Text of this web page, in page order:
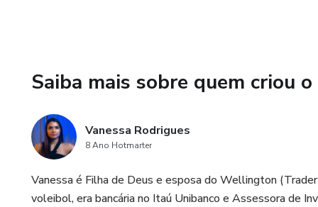
Saiba mais sobre quem criou
Vanessa Rodrigues
8 Ano Hotmarter
Vanessa é Filha de Deus e esposa do Wellington
voleibol, era bancária no Itaú Unibanco e Assessora de